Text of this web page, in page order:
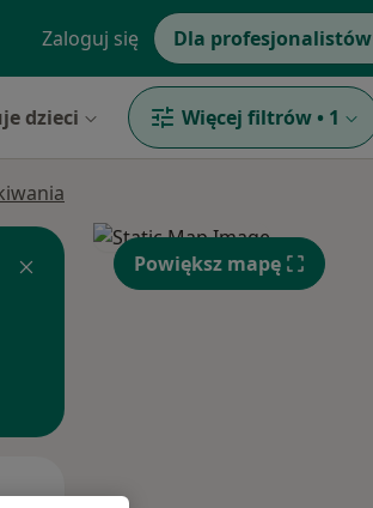
Zaloguj się Dla profesjonalistów
dzieci Więcej filtrów • 1
Pt,
Powiększ mapę